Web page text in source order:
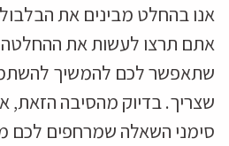
אנו בהחלט מבינים את
אתם תרצו לעשות את ההחלטה
שתאפשר לכם להמשיך
שצריך. בדיוק מהסיבה הזאת,
סימני השאלה שמרחפים לכם